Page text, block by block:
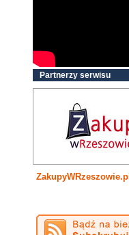
Partnerzy serwisu
ZakupyWRzeszowie.pl